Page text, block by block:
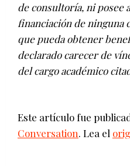
de consultoría, ni posee
financiación de ninguna
que pueda obtener
declarado carecer de
del cargo académico
Este artículo fue
Conversation. Lea el